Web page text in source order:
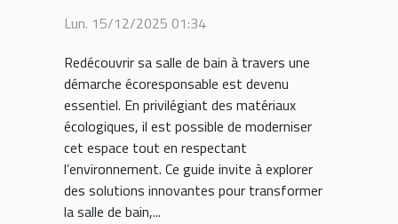
écologiques ?
Lun. 15/12/2025 01:34
Redécouvrir sa salle de bain à travers une
démarche écoresponsable est devenu
essentiel. En privilégiant des matériaux
écologiques, il est possible de moderniser
cet espace tout en respectant
l’environnement. Ce guide invite à explorer
des solutions innovantes pour transformer
la salle de bain,...